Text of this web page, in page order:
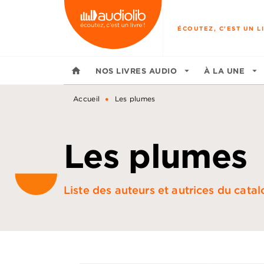
MENU RECHERCHE
ÉCOUTEZ, C'EST UN
home NOS LIVRES AUDIO arrow_drop_down À LA UNE arrow_drop_down
Accueil • Les plumes
Les plumes
Liste des auteurs et autrices du